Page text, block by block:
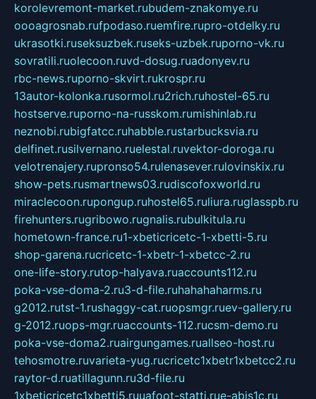
korolevremont-market.rubudem-znakomye.ru
oooagrosnab.rufpodaso.ruemfire.rupro-otdelky.ru
ukrasotki.ruseksuzbek.ruseks-uzbek.ruporno-vk.ru
sovratili.ruolecoon.ruvd-dosug.ruadonyev.ru
rbc-news.ruporno-skvirt.rukrospr.ru
13autor-kolonka.rusormol.ru2rich.ruhostel-65.ru
hostserve.ruporno-na-russkom.rumishinlab.ru
neznobi.rubigfatcc.ruhabble.rustarbucksvia.ru
delfinet.rusilvernano.ruelestal.ruvektor-doroga.ru
velotrenajery.rupronso54.rulenasever.rulovinskix.ru
show-pets.rusmartnews03.rudiscofoxworld.ru
miraclecoon.rupongup.ruhostel65.ruliura.ruglasspb.ru
firehunters.rugribowo.rugnalis.rubulkitula.ru
hometown-france.ru1-xbeticricetc-1-xbetti-5.ru
shop-garena.rucricetc-1-xbetr-1-xbetcc-2.ru
one-life-story.rutop-halyava.ruaccounts112.ru
poka-vse-doma-2.ru3-d-file.ruhahahaharms.ru
g2012.rutst-1.rushaggy-cat.ruopsmgr.ruev-gallery.ru
g-2012.ruops-mgr.ruaccounts-112.rucsm-demo.ru
poka-vse-doma2.ruairgungames.ruallseo-host.ru
tehosmotre.ruvarieta-yug.rucricetc1xbetr1xbetcc2.ru
raytor-d.ruatillagunn.ru3d-file.ru
1xbeticricetc1xbetti5.ruuafoot-statti.rue-abis1c.ru